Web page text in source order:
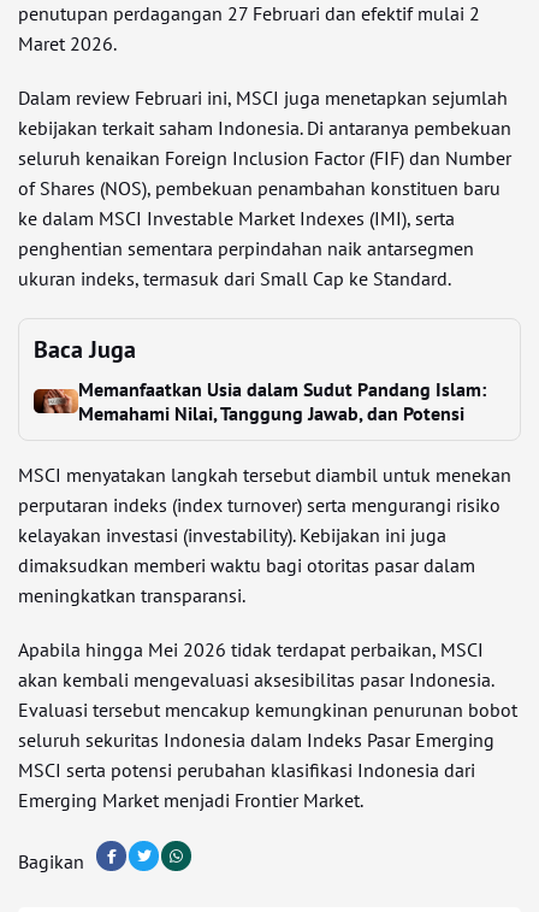
penutupan perdagangan 27 Februari dan efektif mulai 2
Maret 2026.
Dalam review Februari ini, MSCI juga menetapkan sejumlah
kebijakan terkait saham Indonesia. Di antaranya pembekuan
seluruh kenaikan Foreign Inclusion Factor (FIF) dan Number
of Shares (NOS), pembekuan penambahan konstituen baru
ke dalam MSCI Investable Market Indexes (IMI), serta
penghentian sementara perpindahan naik antarsegmen
ukuran indeks, termasuk dari Small Cap ke Standard.
Baca Juga
Memanfaatkan Usia dalam Sudut Pandang Islam:
Memahami Nilai, Tanggung Jawab, dan Potensi
MSCI menyatakan langkah tersebut diambil untuk menekan
perputaran indeks (index turnover) serta mengurangi risiko
kelayakan investasi (investability). Kebijakan ini juga
dimaksudkan memberi waktu bagi otoritas pasar dalam
meningkatkan transparansi.
Apabila hingga Mei 2026 tidak terdapat perbaikan, MSCI
akan kembali mengevaluasi aksesibilitas pasar Indonesia.
Evaluasi tersebut mencakup kemungkinan penurunan bobot
seluruh sekuritas Indonesia dalam Indeks Pasar Emerging
MSCI serta potensi perubahan klasifikasi Indonesia dari
Emerging Market menjadi Frontier Market.
Bagikan